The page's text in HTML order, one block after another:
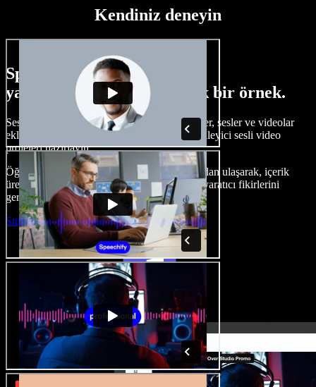
Kendiniz deneyin
Speechify Studio ile neler
yapabileceğinize dair küçük bir örnek.
Seslendirmeler oluşturun, telifsiz stok görseller, sesler ve videolar
ekleyin, sesinizi klonlayın ve baştan sona etkileyici sesli video
projeleri hazırlayın.
Öğrenme eğrisi olmadan ve her şeye tarayıcıdan ulaşarak, içerik
üreticileri geleneksel sınırları aşabilir ve tüm yaratıcı fikirlerini
gerçeğe dönüştürebilir.
Stüdyoyu Başlat